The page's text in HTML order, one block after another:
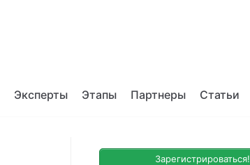
Эксперты Этапы Партнеры Статьи
Зарегистрироваться!